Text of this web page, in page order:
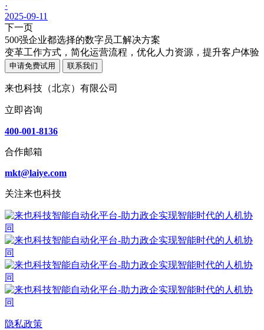
·
2025-09-11
下一页
500强企业都选择的数字员工解决方案
变革工作方式，简化运营流程，优化人力资源，提升客户体验
申请免费试用 联系我们
来也科技（北京）有限公司
立即咨询
400-001-8136
合作邮箱
mkt@laiye.com
关注来也科技
隐私政策